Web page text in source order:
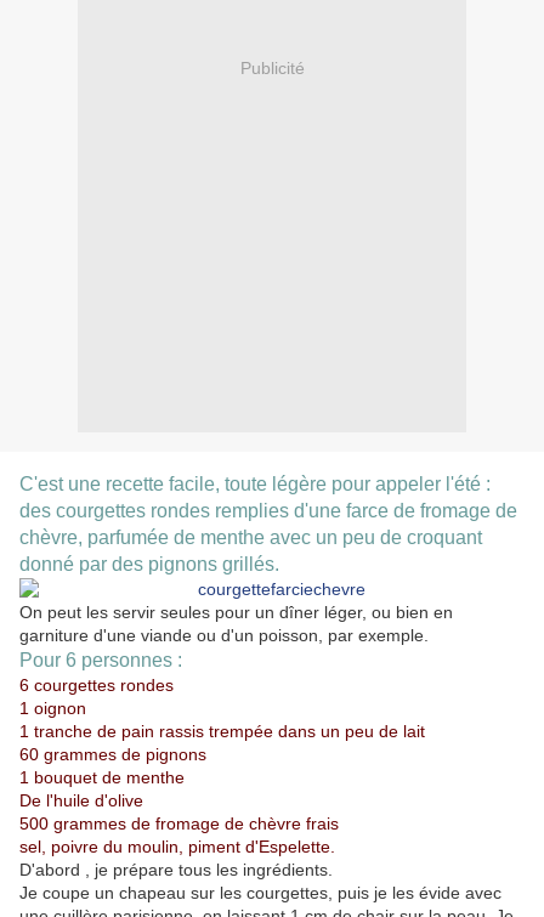
Publicité
C'est une recette facile, toute légère pour appeler l'été :
des courgettes rondes remplies d'une farce de fromage de
chèvre, parfumée de menthe avec un peu de croquant
donné par des pignons grillés.
On peut les servir seules pour un dîner léger, ou bien en
garniture d'une viande ou d'un poisson, par exemple.
Pour 6 personnes :
6 courgettes rondes
1 oignon
1 tranche de pain rassis trempée dans un peu de lait
60 grammes de pignons
1 bouquet de menthe
De l'huile d'olive
500 grammes de fromage de chèvre frais
sel, poivre du moulin, piment d'Espelette.
D'abord , je prépare tous les ingrédients.
Je coupe un chapeau sur les courgettes, puis je les évide avec